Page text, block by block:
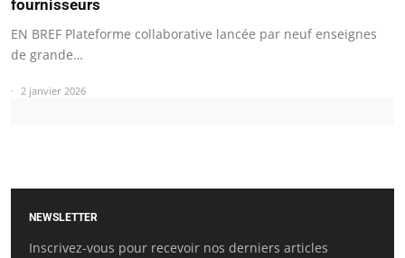
fournisseurs
EN BREF Plateforme collaborative lancée par neuf enseignes
de grande…
2 janvier 2026
NEWSLETTER
Inscrivez-vous pour recevoir nos derniers articles